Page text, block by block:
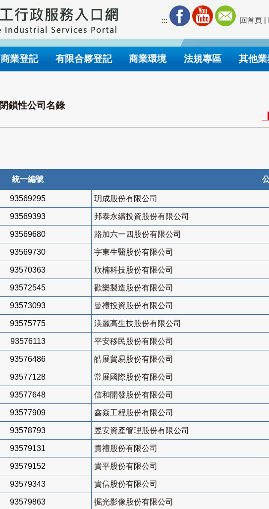
::: 回首頁 |
商業登記 有限合夥登記 商業環境 法規專區 其他業
閉鎖性公司名錄
統一編號
93569295 玥成股份有限公司
93569393 邦泰永續投資股份有限公司
93569680 路加六一四股份有限公司
93569730 宇東生醫股份有限公司
93570363 欣楠科技股份有限公司
93572545 歡樂製造股份有限公司
93573093 曼禮投資股份有限公司
93575775 渼麗高生技股份有限公司
93576113 平安移民股份有限公司
93576486 皓展貿易股份有限公司
93577128 常展國際股份有限公司
93577648 信和開發股份有限公司
93577909 鑫焱工程股份有限公司
93578793 昱安資產管理股份有限公司
93579131 貴禮股份有限公司
93579152 貴平股份有限公司
93579343 貴信股份有限公司
93579863 掘光影像股份有限公司